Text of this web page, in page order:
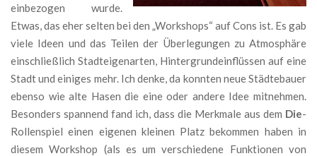
einbezogen wurde.
Etwas, das eher selten bei den „Workshops“ auf Cons ist. Es gab
viele Ideen und das Teilen der Überlegungen zu Atmosphäre
einschließlich Stadteigenarten, Hintergrundeinflüssen auf eine
Stadt und einiges mehr. Ich denke, da konnten neue Städtebauer
ebenso wie alte Hasen die eine oder andere Idee mitnehmen.
Besonders spannend fand ich, dass die Merkmale aus dem Die-
Rollenspiel einen eigenen kleinen Platz bekommen haben in
diesem Workshop (als es um verschiedene Funktionen von